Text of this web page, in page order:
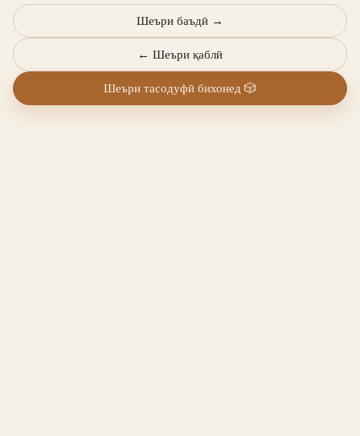
← Шеъри қаблӣ
Шеъри баъдӣ →
Шеъри тасодуфӣ бихонед 🎲